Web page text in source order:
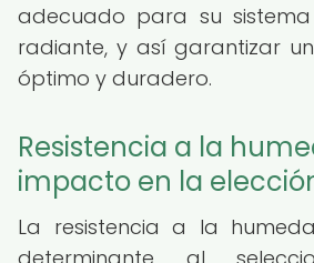
adecuado para su
radiante, y así garantizar
óptimo y duradero.
Resistencia a la
impacto en la
La resistencia a la